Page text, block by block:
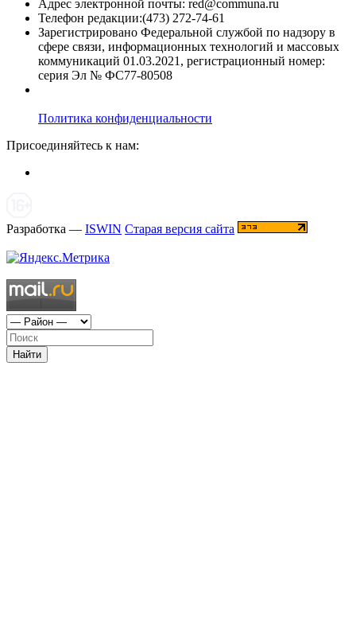
Адрес электронной почты: red@communa.ru
Телефон редакции:(473) 272-74-61
Зарегистрировано Федеральной службой по надзору в
сфере связи, информационных технологий и массовых
коммуникаций 01.03.2021, регистрационный номер:
серия Эл № ФС77-80508
Политика конфиденциальности
Присоединяйтесь к нам:
Разработка — ISWIN Старая версия сайта
Найти